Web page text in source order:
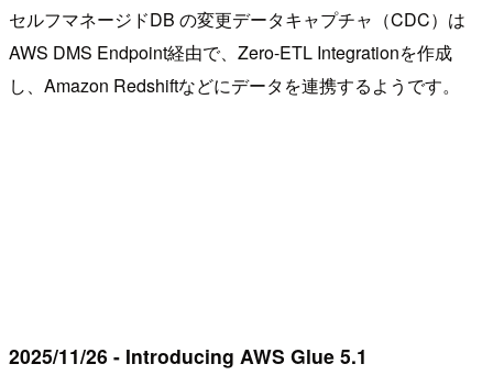
セルフマネージドDB の変更データキャプチャ（CDC）は
AWS DMS Endpoint経由で、Zero-ETL Integrationを作成
し、Amazon Redshiftなどにデータを連携するようです。
2025/11/26 - Introducing AWS Glue 5.1